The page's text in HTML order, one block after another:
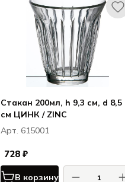
Стакан 200мл, h 9,3 см, d 8,5
см ЦИНК / ZINC
Арт. 615001
728 ₽
В корзину